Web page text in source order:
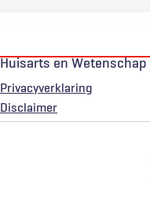
Huisarts en Wetenschap
Privacyverklaring
Voet
Disclaimer